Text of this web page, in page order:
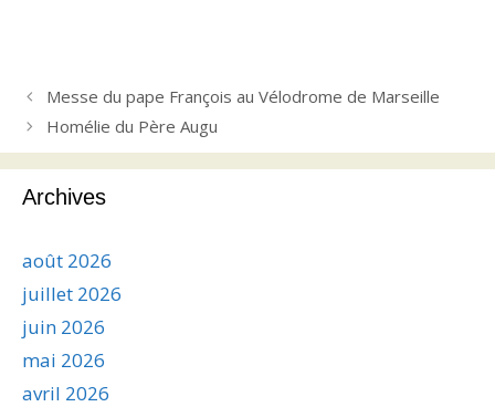
Messe du pape François au Vélodrome de Marseille
Homélie du Père Augu
Archives
août 2026
juillet 2026
juin 2026
mai 2026
avril 2026